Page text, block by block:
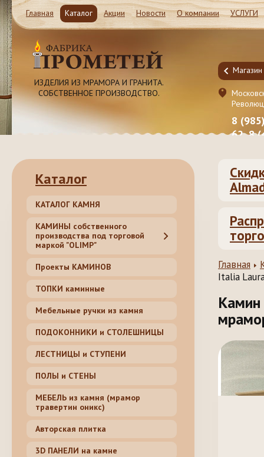
Главная Каталог Акции Новости О компании УСЛУГИ
ИЗДЕЛИЯ ИЗ МРАМОРА И ГРАНИТА.
СОБСТВЕННОЕ ПРОИЗВОДСТВО.
Магазин и Производство
Московская обл. Ленинский район, Молоково ул.
Революционная 41c1
8 (985) 999-98-39, 8 (495) 181-50-
62, 8 (499) 317-74-44 (55)
8
62, 8
Главная
Italia
Камин
Каталог
КАТАЛОГ КАМНЯ
КАМИНЫ собственного
производства под торговой
маркой "OLIMP"
Проекты КАМИНОВ
ТОПКИ каминные
Мебельные ручки из камня
ПОДОКОННИКИ и СТОЛЕШНИЦЫ
ЛЕСТНИЦЫ и СТУПЕНИ
ПОЛЫ и СТЕНЫ
МЕБЕЛЬ из камня (мрамор
травертин оникс)
Авторская плитка
3D ПАНЕЛИ на камне